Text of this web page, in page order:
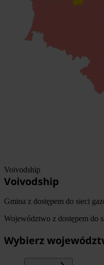
Voivodship
Voivodship
Gmina z dostępem do sieci
Województwo z dostępem do
Wybierz